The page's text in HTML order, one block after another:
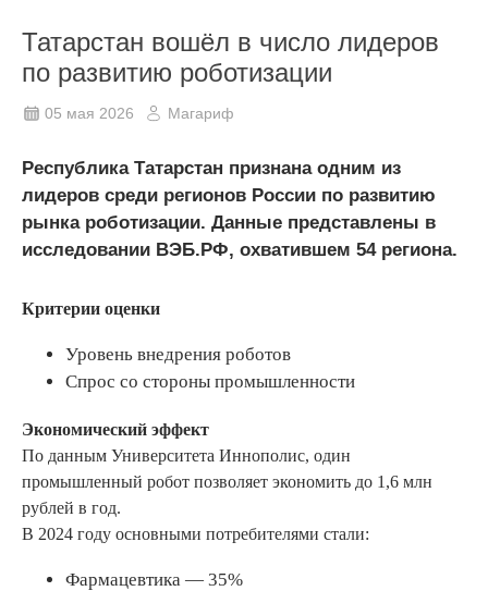
Татарстан вошёл в число лидеров
по развитию роботизации
05 мая 2026 Магариф
Республика Татарстан признана одним из
лидеров среди регионов России по развитию
рынка роботизации. Данные представлены в
исследовании ВЭБ.РФ, охватившем 54 региона.
Критерии оценки
Уровень внедрения роботов
Спрос со стороны промышленности
Экономический эффект
По данным Университета Иннополис, один
промышленный робот позволяет экономить до 1,6 млн
рублей в год.
В 2024 году основными потребителями стали:
Фармацевтика — 35%